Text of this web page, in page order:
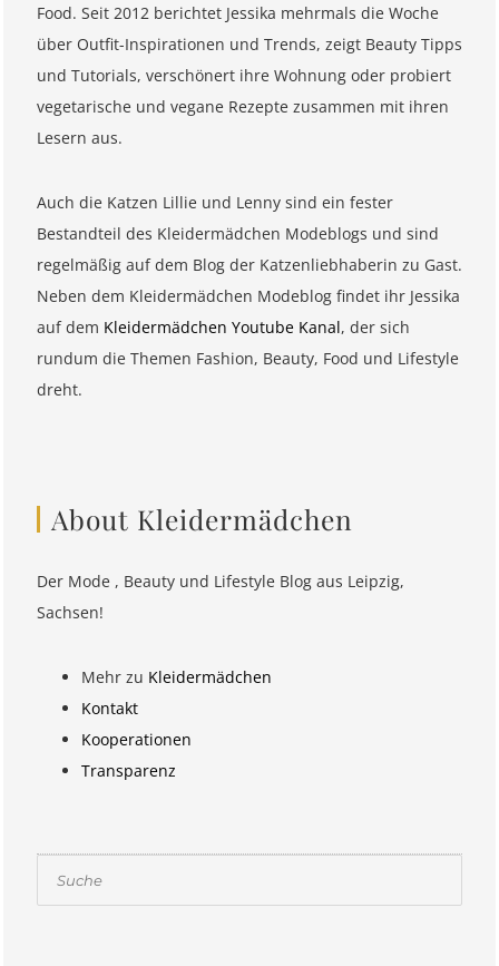
Food. Seit 2012 berichtet Jessika mehrmals die Woche
über Outfit-Inspirationen und Trends, zeigt Beauty Tipps
und Tutorials, verschönert ihre Wohnung oder probiert
vegetarische und vegane Rezepte zusammen mit ihren
Lesern aus.
Auch die Katzen Lillie und Lenny sind ein fester
Bestandteil des Kleidermädchen Modeblogs und sind
regelmäßig auf dem Blog der Katzenliebhaberin zu Gast.
Neben dem Kleidermädchen Modeblog findet ihr Jessika
auf dem Kleidermädchen Youtube Kanal, der sich
rundum die Themen Fashion, Beauty, Food und Lifestyle
dreht.
About Kleidermädchen
Der Mode , Beauty und Lifestyle Blog aus Leipzig,
Sachsen!
Mehr zu Kleidermädchen
Kontakt
Kooperationen
Transparenz